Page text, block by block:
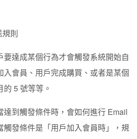
則
達成某個行為才會觸發系統開始自
入會員、用戶完成購買、或者是某個
5 號等等。
達到觸發條件時，會如何進行 Email
觸發條件是「用戶加入會員時」，規